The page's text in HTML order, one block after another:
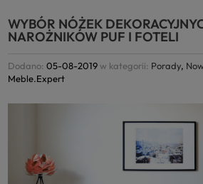
WYBÓR NÓŻEK
NAROŻNIKÓW PUF I FOTELI
Dodano:05-08-2019w kategorii: Porady,
Meble.Expert
Na podstawie 177 opinii z całego okresu